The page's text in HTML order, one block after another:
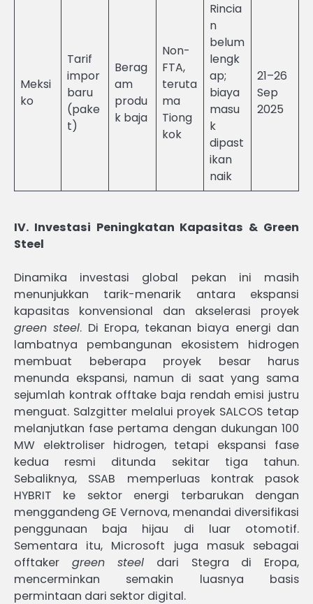
Meksi
ko
Tarif
impor
baru
(pake
t)
Berag
am
produ
k baja
Non-
FTA,
teruta
ma
Tiong
kok
Rincia
n
belum
lengk
ap;
biaya
masu
k
dipast
ikan
naik
21–26
Sep
2025
IV. Investasi Peningkatan Kapasitas & Green
Steel
Dinamika investasi global pekan ini masih
menunjukkan tarik-menarik antara ekspansi
kapasitas konvensional dan akselerasi proyek
green steel. Di Eropa, tekanan biaya energi dan
lambatnya pembangunan ekosistem hidrogen
membuat beberapa proyek besar harus
menunda ekspansi, namun di saat yang sama
sejumlah kontrak offtake baja rendah emisi justru
menguat. Salzgitter melalui proyek SALCOS tetap
melanjutkan fase pertama dengan dukungan 100
MW elektroliser hidrogen, tetapi ekspansi fase
kedua resmi ditunda sekitar tiga tahun.
Sebaliknya, SSAB memperluas kontrak pasok
HYBRIT ke sektor energi terbarukan dengan
menggandeng GE Vernova, menandai diversifikasi
penggunaan baja hijau di luar otomotif.
Sementara itu, Microsoft juga masuk sebagai
offtaker green steel dari Stegra di Eropa,
mencerminkan semakin luasnya basis
permintaan dari sektor digital.